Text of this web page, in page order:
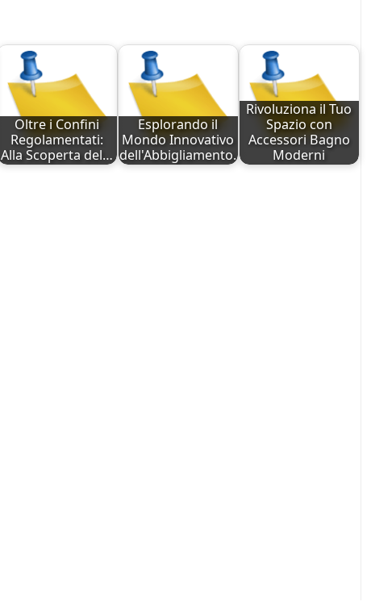
Oltre i Confini
Regolamentati:
Alla Scoperta del…
Esplorando il
Mondo Innovativo
dell'Abbigliamento…
Rivoluziona il Tuo
Spazio con
Accessori Bagno
Moderni